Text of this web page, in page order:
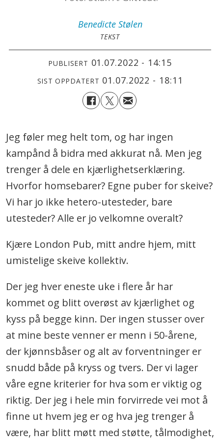
Benedicte Stølen
TEKST
PUBLISERT 01.07.2022 - 14:15
SIST OPPDATERT 01.07.2022 - 18:11
Jeg føler meg helt tom, og har ingen
kampånd å bidra med akkurat nå. Men jeg
trenger å dele en kjærlighetserklæring.
Hvorfor homsebarer? Egne puber for skeive?
Vi har jo ikke hetero-utesteder, bare
utesteder? Alle er jo velkomne overalt?
Kjære London Pub, mitt andre hjem, mitt
umistelige skeive kollektiv.
Der jeg hver eneste uke i flere år har
kommet og blitt overøst av kjærlighet og
kyss på begge kinn. Der ingen stusser over
at mine beste venner er menn i 50-årene,
der kjønnsbåser og alt av forventninger er
snudd både på kryss og tvers. Der vi lager
våre egne kriterier for hva som er viktig og
riktig. Der jeg i hele min forvirrede vei mot å
finne ut hvem jeg er og hva jeg trenger å
være, har blitt møtt med støtte, tålmodighet,